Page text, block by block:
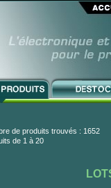
de produits trouvés : 1652
de 1 à 20